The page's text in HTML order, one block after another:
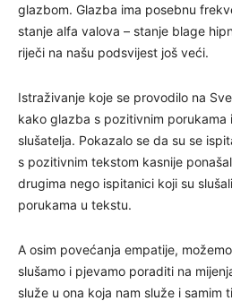
glazbom. Glazba ima posebnu
stanje alfa valova – stanje blage
riječi na našu podsvijest još veći.
Istraživanje koje se provodilo na
kako glazba s pozitivnim porukama
slušatelja. Pokazalo se da su se
s pozitivnim tekstom kasnije
drugima nego ispitanici koji su
porukama u tekstu.
A osim povećanja empatije,
slušamo i pjevamo poraditi na
služe u ona koja nam služe i samim